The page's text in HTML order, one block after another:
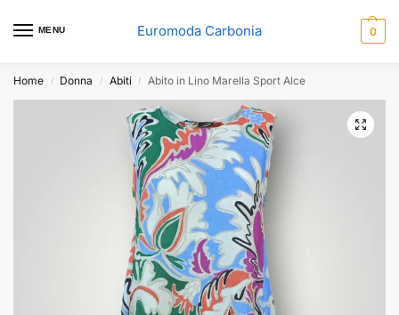
MENU Euromoda Carbonia 0
Home / Donna / Abiti / Abito in Lino Marella Sport Alce